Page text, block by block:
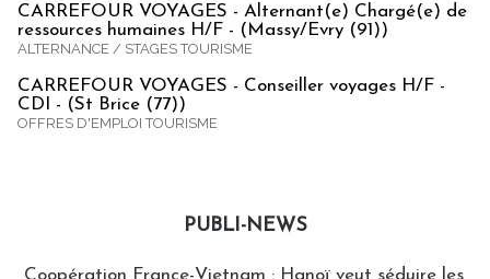
CARREFOUR VOYAGES - Alternant(e) Chargé(e) de
ressources humaines H/F - (Massy/Evry (91))
ALTERNANCE / STAGES TOURISME
CARREFOUR VOYAGES - Conseiller voyages H/F -
CDI - (St Brice (77))
OFFRES D'EMPLOI TOURISME
PUBLI-NEWS
Coopération France-Vietnam : Hanoï veut séduire les